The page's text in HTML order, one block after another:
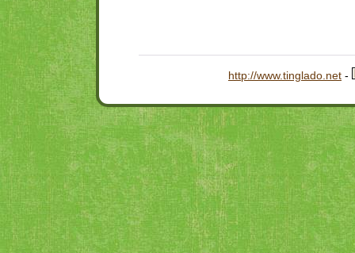
http://www.tinglado.net -